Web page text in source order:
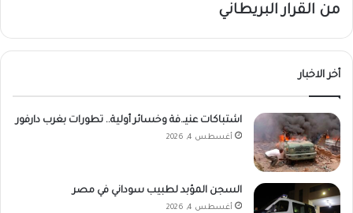
من القرار البريطاني
أخر الاخبار
اشتباكات عنيـ.فة وخسائر أولية.. تطورات بغرب دارفور
أغسطس 4, 2026
السجن المؤبد لطبيب سوداني في مصر
أغسطس 4, 2026